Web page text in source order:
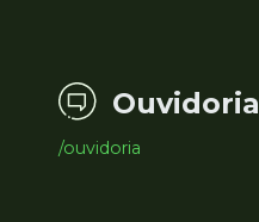
Ouvidoria
/ouvidoria